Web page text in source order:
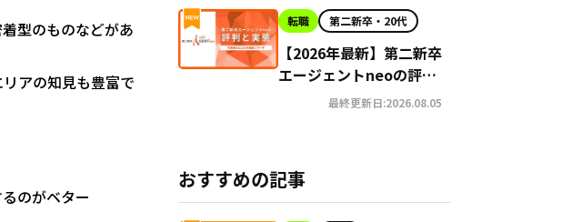
型のものなどがあ
アの知見も豊富で
のがベター
転職 第二新卒・20代
【2026年最新】第二新卒
エージェントneoの評判
はやばい？Google口コ
最終更新日:2026.08.05
おすすめの記事